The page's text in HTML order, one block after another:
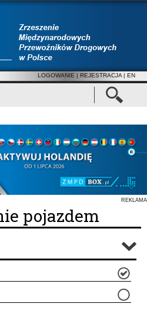
LOGOWANIE | REJESTRACJA | EN
REKLAMA
pojazdem